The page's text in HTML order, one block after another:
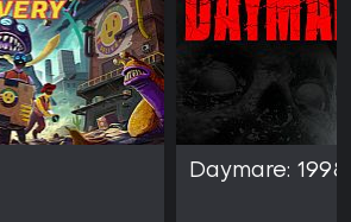
Daymare: 1998